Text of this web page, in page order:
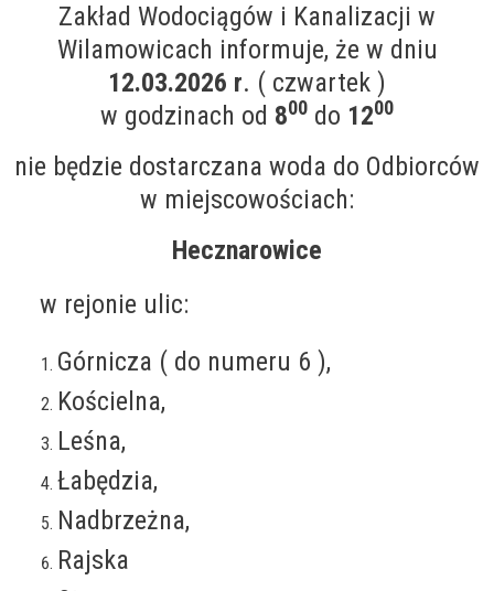
Zakład Wodociągów i Kanalizacji w
Wilamowicach informuje, że w dniu
12.03.2026 r. ( czwartek )
w godzinach od 800 do 1200
nie będzie dostarczana woda do Odbiorców
w miejscowościach:
Hecznarowice
w rejonie ulic:
Górnicza ( do numeru 6 ),
Kościelna,
Leśna,
Łabędzia,
Nadbrzeżna,
Rajska